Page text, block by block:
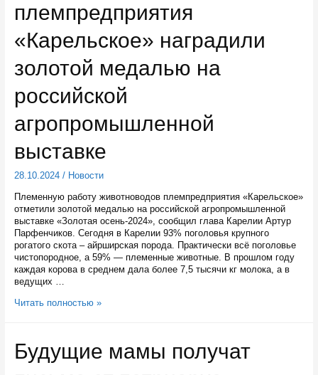
соревнованиях
по
пауэрлифтингу
племпредприятия
«Карельское» наградили
золотой медалью на
российской
агропромышленной
выставке
28.10.2024/ Новости
Племенную работу животноводов племпредприятия «Карельское»
отметили золотой медалью на российской агропромышленной
выставке «Золотая осень-2024», сообщил глава Карелии Артур
Парфенчиков. Сегодня в Карелии 93% поголовья крупного
рогатого скота – айрширская порода. Практически всё поголовье
чистопородное, а 59% — племенные животные. В прошлом году
каждая корова в среднем дала более 7,5 тысячи кг молока, а в
ведущих …
Работников
золотой
медалью
Читать полностью »
Будущие мамы получат